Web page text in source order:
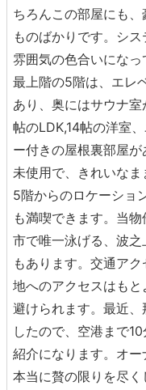
ちろんこの部屋にも
ものばかりです。シ
雰囲気の色合いになっ
最上階の5階は、エレ
あり、奥にはサウナ
帖のLDK,14帖の洋室
ー付きの屋根裏部屋
未使用で、きれいなま
5階からのロケーショ
も満喫できます。当
市で唯一泳げる、波
もあります。交通ア
地へのアクセスはも
避けられます。最近
したので、空港まで
紹介になります。オー
本当に贅の限りを尽く